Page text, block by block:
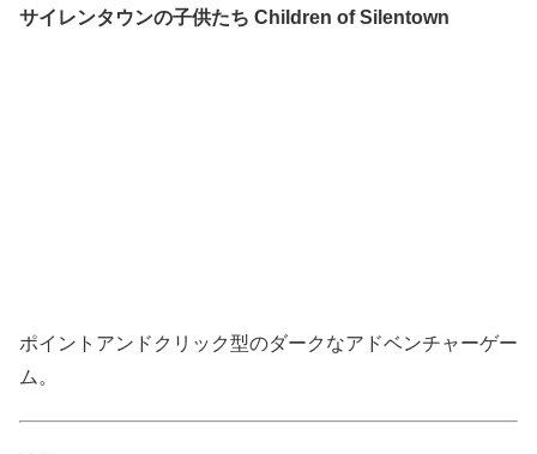
サイレンタウンの子供たち Children of Silentown
ポイントアンドクリック型のダークなアドベンチャーゲー
ム。